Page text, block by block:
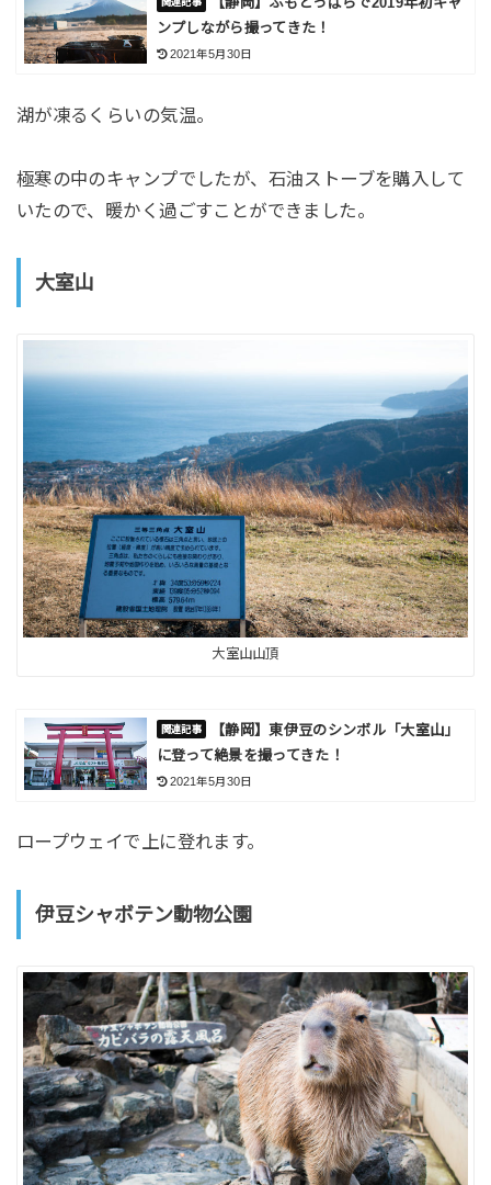
ンプしながら撮ってきた！
2021年5月30日
湖が凍るくらいの気温。
極寒の中のキャンプでしたが、石油ストーブを購入して
いたので、暖かく過ごすことができました。
大室山
大室山山頂
【静岡】東伊豆のシンボル「大室山」
に登って絶景を撮ってきた！
2021年5月30日
ロープウェイで上に登れます。
伊豆シャボテン動物公園